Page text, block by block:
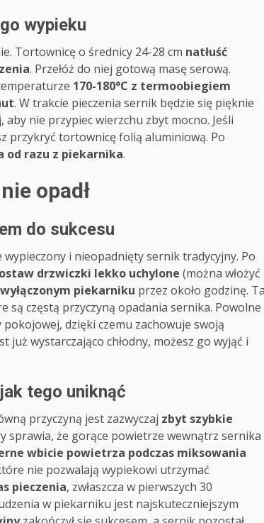
wypieku
Tortownicę o średnicy 24-28 cm natłuść
. Przełóż do niej gotową masę serową.
170-180°C z termoobiegiem
. W trakcie pieczenia sernik będzie się pięknie
nie przypiec wierzchu zbyt mocno. Jeśli
przykryć tortownicę folią aluminiową. Po
od razu z piekarnika.
opadł
do sukcesu
i nieopadnięty sernik tradycyjny. Po
drzwiczki lekko uchylone (można włożyć
piekarniku przez około godzinę.
częstą przyczyną opadania sernika. Powolne
dzięki czemu zachowuje swoją
wystarczająco chłodny, możesz go wyjąć i
tego uniknąć
przyczyną jest zazwyczaj zbyt szybkie
sprawia, że gorące powietrze wewnątrz sernika
wbicie powietrza podczas miksowania
nie pozwalają wypiekowi utrzymać
pieczenia, zwłaszcza w pierwszych 30
w piekarniku jest najskuteczniejszym